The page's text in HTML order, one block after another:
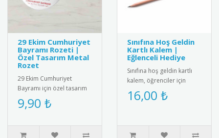
29 Ekim Cumhuriyet
Bayramı Rozeti |
Özel Tasarım Metal
Rozet
29 Ekim Cumhuriyet
Bayramı için özel tasarım
metal rozet. Kaliteli metal
malzemeden üretilmiş,
9,90 ₺
Sınıfına Hoş Geldin
Kartlı Kalem |
Eğlenceli Hediye
Sınıfına hoş geldin kartlı
kalem, öğrenciler için
eğlenceli ve kullanışlı bir
hediye. Her ürün bir k..
16,00 ₺